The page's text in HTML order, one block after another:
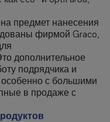
предмет нанесения
фирмой Graco,
дополнительное
подрядчика и
с большими
в продаже с